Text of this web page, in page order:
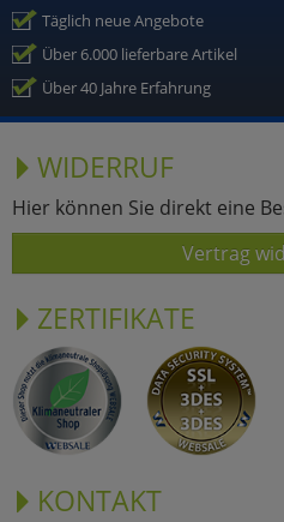
Täglich neue Angebote
Über 6.000 lieferbare Artikel
Über 40 Jahre Erfahrung
WIDERRUF
Hier können Sie direkt eine
Vertrag
ZERTIFIKATE
KONTAKT